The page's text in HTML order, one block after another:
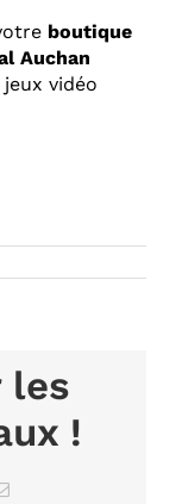
boutique
Auchan
vidéo
les
!
Email